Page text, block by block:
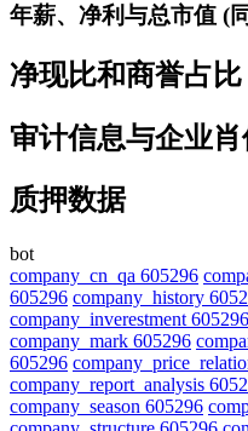
年薪、净利与总市值 (
净现比和商誉占比
审计信息与企业肖
质押数据
bot
company_cn_qa 605296
605296 company_history
company_inverestment 605296
company_mark 605296
605296
company_report_analysis
company_season 605296